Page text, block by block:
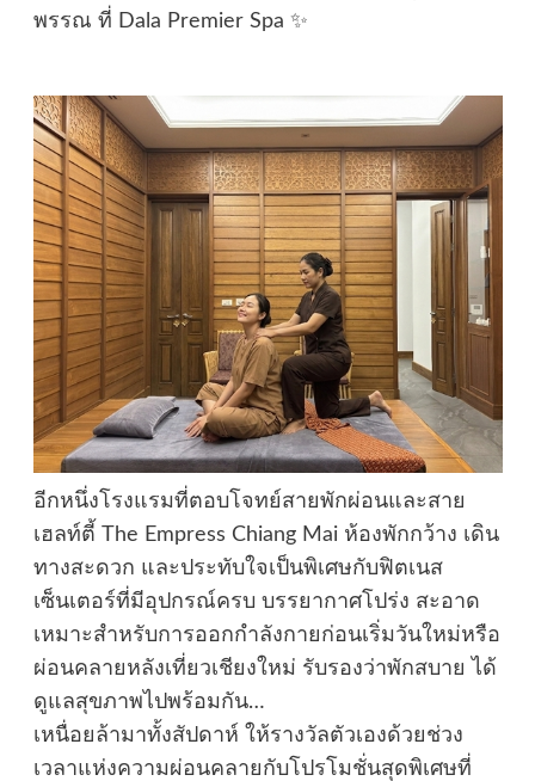
พรรณ ที่ Dala Premier Spa ✨
อีกหนึ่งโรงแรมที่ตอบโจทย์สายพักผ่อนและสาย
เฮลท์ตี้ The Empress Chiang Mai ห้องพักกว้าง เดิน
ทางสะดวก และประทับใจเป็นพิเศษกับฟิตเนส
เซ็นเตอร์ที่มีอุปกรณ์ครบ บรรยากาศโปร่ง สะอาด
เหมาะสำหรับการออกกำลังกายก่อนเริ่มวันใหม่หรือ
ผ่อนคลายหลังเที่ยวเชียงใหม่ รับรองว่าพักสบาย ได้
ดูแลสุขภาพไปพร้อมกัน…
เหนื่อยล้ามาทั้งสัปดาห์ ให้รางวัลตัวเองด้วยช่วง
เวลาแห่งความผ่อนคลายกับโปรโมชั่นสุดพิเศษที่